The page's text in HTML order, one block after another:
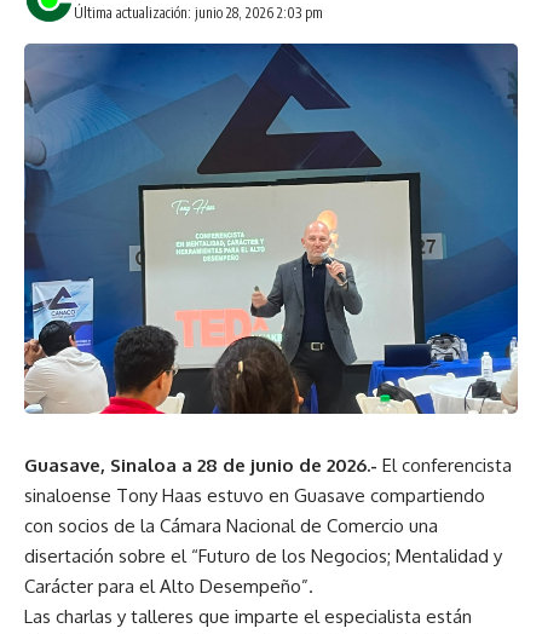
Última actualización: junio 28, 2026 2:03 pm
Guasave, Sinaloa a 28 de junio de 2026.- El conferencista
sinaloense Tony Haas estuvo en Guasave compartiendo
con socios de la Cámara Nacional de Comercio una
disertación sobre el “Futuro de los Negocios; Mentalidad y
Carácter para el Alto Desempeño”.
Las charlas y talleres que imparte el especialista están